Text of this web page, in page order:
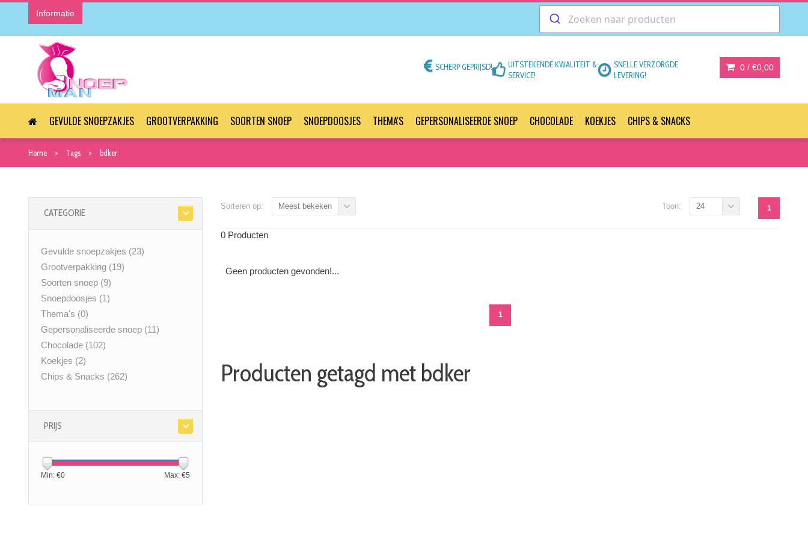
Informatie
SCHERP GEPRIJSD!
UITSTEKENDE KWALITEIT &
SERVICE!
SNELLE VERZORGDE
LEVERING!
0 / €0,00
GEVULDE SNOEPZAKJES GROOTVERPAKKING SOORTEN SNOEP SNOEPDOOSJES THEMA'S GEPERSONALISEERDE SNOEP CHOCOLADE KOEKJES CHIPS & SNACKS
Home Tags bdker
CATEGORIE
Gevulde snoepzakjes (23)
Grootverpakking (19)
Soorten snoep (9)
Snoepdoosjes (1)
Thema's (0)
Gepersonaliseerde snoep (11)
Chocolade (102)
Koekjes (2)
Chips & Snacks (262)
PRIJS
Min: €0 Max: €5
Sorteren op: Meest bekeken 1
Toon: 24
0 Producten
Geen producten gevonden!...
1
Producten getagd met bdker